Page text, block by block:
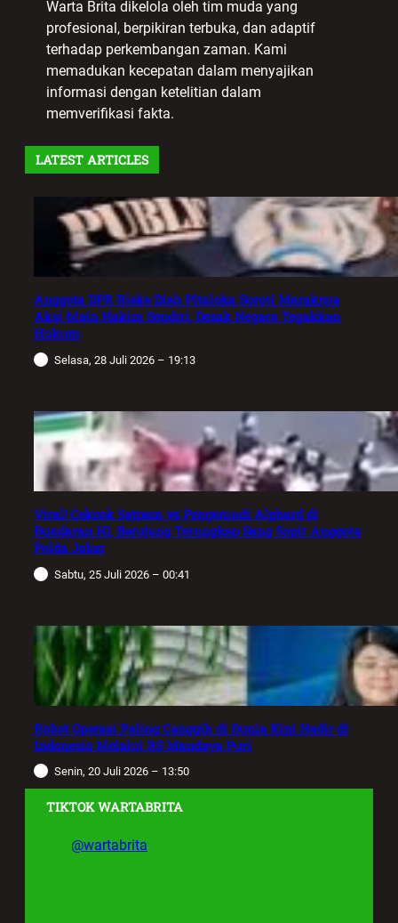
Warta Brita dikelola oleh tim muda yang
profesional, berpikiran terbuka, dan adaptif
terhadap perkembangan zaman. Kami
memadukan kecepatan dalam menyajikan
informasi dengan ketelitian dalam
memverifikasi fakta.
LATEST ARTICLES
Anggota DPR Rieke Diah Pitaloka Soroti Maraknya
Aksi Main Hakim Sendiri, Desak Negara Tegakkan
Hukum
Selasa, 28 Juli 2026 – 19:13
Viral! Cekcok Satpam vs Pengemudi Alphard di
Bundaran HI, Berujung Terungkap Sang Sopir Anggota
Polda Jabar
Sabtu, 25 Juli 2026 – 00:41
Robot Operasi Paling Canggih di Dunia Kini Hadir di
Indonesia Melalui RS Mandaya Puri
Senin, 20 Juli 2026 – 13:50
TIKTOK WARTABRITA
@wartabrita